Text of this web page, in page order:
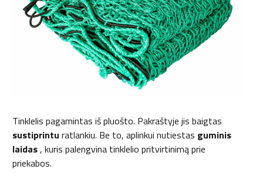
Tinklelis pagamintas iš pluošto. Pakraštyje jis baigtas
sustiprintu ratlankiu. Be to, aplinkui nutiestas guminis
laidas, kuris palengvina tinklelio pritvirtinimą prie
priekabos.